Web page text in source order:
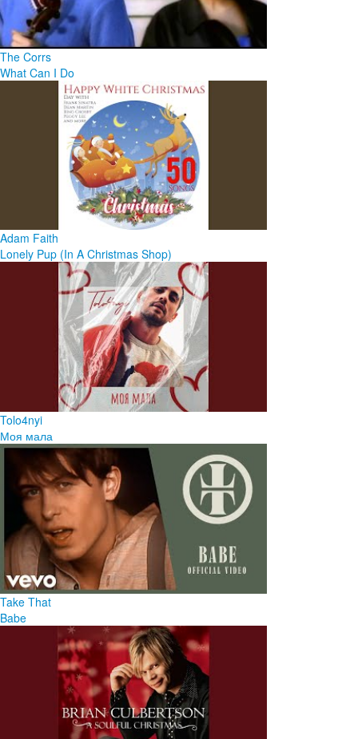
The Corrs
What Can I Do
Adam Faith
Lonely Pup (In A Christmas Shop)
Tolo4nyi
Моя мала
Take That
Babe